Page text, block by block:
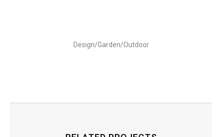
Design/Garden/Outdoor